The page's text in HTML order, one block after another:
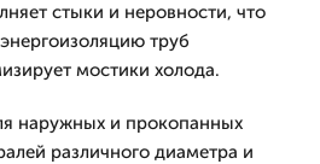
стыки и неровности, что
труб
мостики холода.
наружных и прокопанных
различного диаметра и